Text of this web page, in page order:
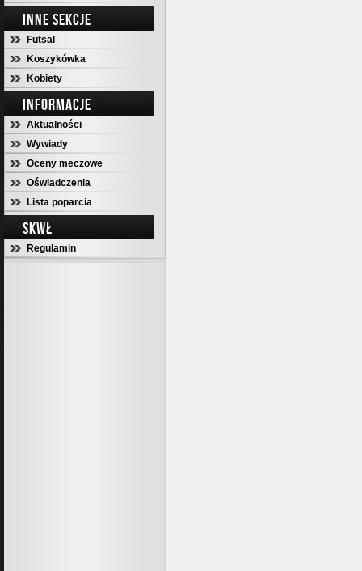
INNE SEKCJE
Futsal
Koszykówka
Kobiety
INFORMACJE
Aktualności
Wywiady
Oceny meczowe
Oświadczenia
Lista poparcia
SKWŁ
Regulamin